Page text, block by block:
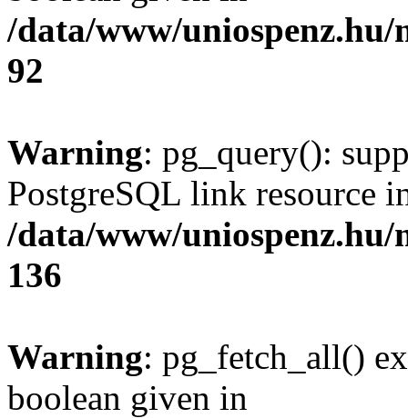
/data/www/uniospenz.hu/
92
Warning: pg_query():
PostgreSQL link resource
/data/www/uniospenz.hu/
136
Warning: pg_fetch_all()
boolean given in